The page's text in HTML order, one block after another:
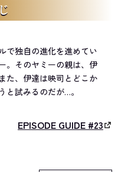
で独自の進化を進めてい
。そのヤミーの親は、伊
た、伊達は映司とどこか
と試みるのだが…。
EPISODE GUIDE #23